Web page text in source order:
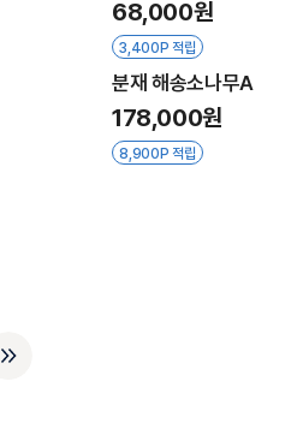
68,000원
3,400P 적립
분재 해송소나무A
178,000원
8,900P 적립